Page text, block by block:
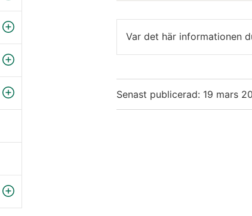
Var det här informationen
Senast publicerad: 19 mars